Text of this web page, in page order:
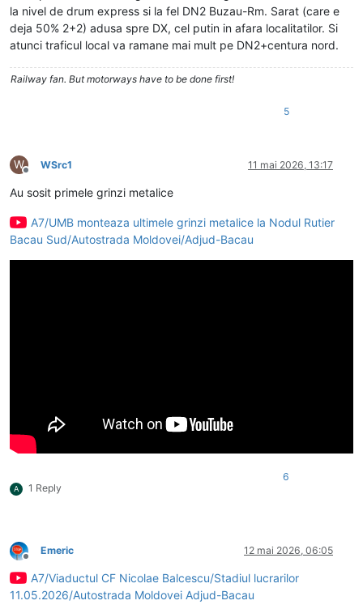
la nivel de drum express si la fel DN2 Buzau-Rm. Sarat (care e
deja 50% 2+2) adusa spre DX, cel putin in afara localitatilor. Si
atunci traficul local va ramane mai mult pe DN2+centura nord.
Railway fan. But motorways have to be done first!
5
W
Deconectat
WSrc1 11 mai 2026, 13:17
Au sosit primele grinzi metalice
A7/UMB monteaza ultimele grinzi metalice la Nodul Rutier
Bacau Sud/Autostrada Moldovei/Adjud-Bacau
A 1 Reply
6
Deconectat
Emeric 12 mai 2026, 06:05
A7/Viaductul CF Nicolae Balcescu/Stadiul lucrarilor
11.05.2026/Autostrada Moldovei Adjud-Bacau